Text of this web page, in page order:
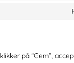
på “Gem”,